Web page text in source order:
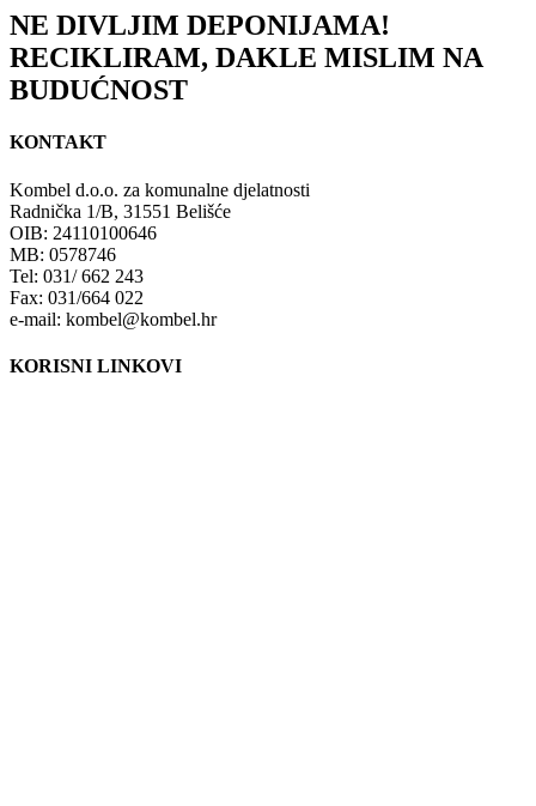
NE DIVLJIM DEPONIJAMA!
RECIKLIRAM, DAKLE MISLIM NA
BUDUĆNOST
KONTAKT
Kombel d.o.o. za komunalne djelatnosti
Radnička 1/B, 31551 Belišće
OIB: 24110100646
MB: 0578746
Tel: 031/ 662 243
Fax: 031/664 022
e-mail: kombel@kombel.hr
KORISNI LINKOVI